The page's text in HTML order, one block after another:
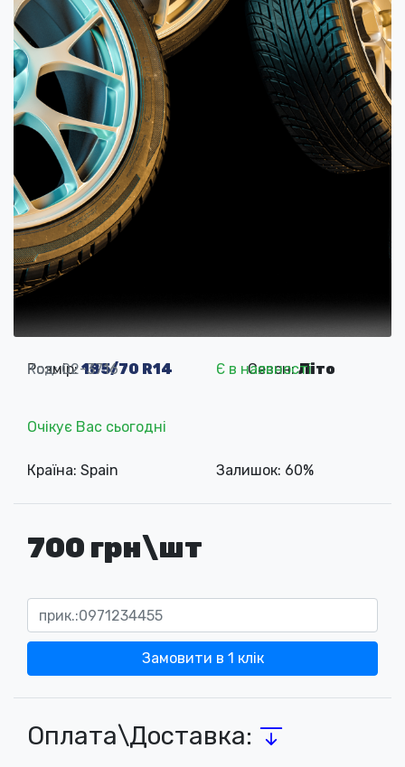
Розмір:185/70 R14 Сезон:Літо
Код: 02-3716 Є в наявності
Очікує Вас сьогодні
Країна: Spain Залишок: 60%
700 грн\шт
Замовити в 1 клік
Оплата\Доставка: